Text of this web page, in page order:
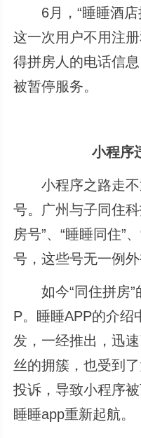
6月，“睡睡酒店
这一次用户不用注
得拼房人的电话信
被暂停服务。
小程序
小程序之路走不
号。广州与子同住
房号”、“睡睡同住”
号，这些号无一例外
如今“同住拼房”
P。睡睡APP的介绍
发，一经推出，迅
丝的拥簇，也受到
投诉，导致小程序
睡睡app重新起航。